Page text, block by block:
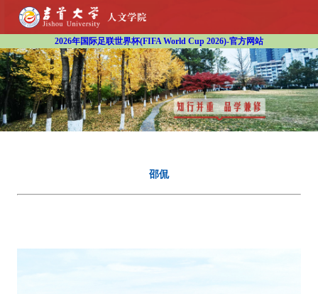
2026年国际足联世界杯(FIFA World Cup 2026)-官方网站
邵侃